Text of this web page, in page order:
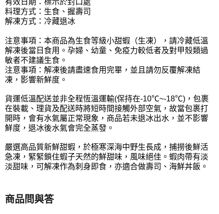
有效日期：標示於封口處
料理方式：生食、握壽司
解凍方式：冷藏退冰
注意事項：本商品為生食等級小甜蝦（生凍），請冷藏低溫
解凍後當日食用。孕婦、幼童、免疫力較低者及對甲殼類過
敏者不建議生食。
注意事項：解凍後請盡速食用完畢，並且請勿反覆解凍結
凍，影響新鮮度。
貨運低溫配送並非全程恆溫運輸(保持在-10℃~-18℃)，包裹
在裝載、理貨及配送時將短時間接觸外部空氣，故當包裹打
開時，會有水氣屬正常現象，商品若未退冰出水，並不影響
鮮度，退冰後水氣會完全蒸發。
嚴選高品質新鮮甜蝦，於極寒深海中野生長成，捕撈後鮮活
急凍，緊緊鎖住蝦子天然的鮮甜味，風味絕佳。蝦肉帶有淡
淡甜味，可解凍作為刺身即食，亦適合做壽司、海鮮丼飯。
商品問與答